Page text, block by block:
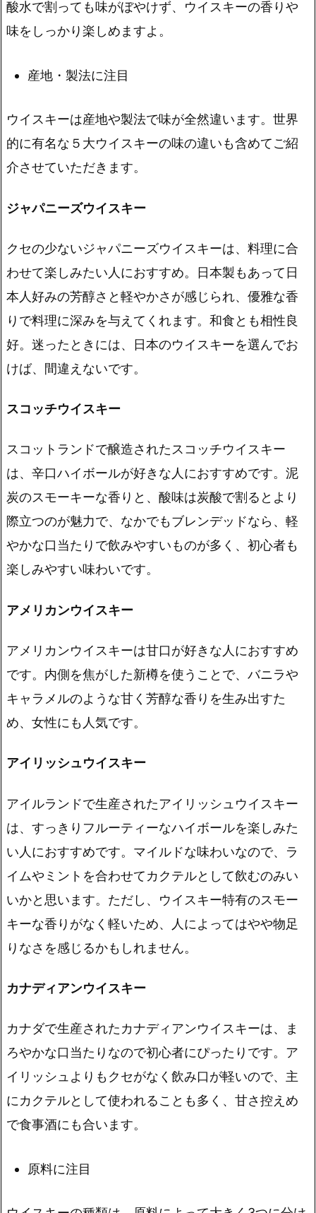
酸水で割っても味がぼやけず、ウイスキーの香りや
味をしっかり楽しめますよ。
産地・製法に注目
ウイスキーは産地や製法で味が全然違います。世界
的に有名な５大ウイスキーの味の違いも含めてご紹
介させていただきます。
ジャパニーズウイスキー
クセの少ないジャパニーズウイスキーは、料理に合
わせて楽しみたい人におすすめ。日本製もあって日
本人好みの芳醇さと軽やかさが感じられ、優雅な香
りで料理に深みを与えてくれます。和食とも相性良
好。迷ったときには、日本のウイスキーを選んでお
けば、間違えないです。
スコッチウイスキー
スコットランドで醸造されたスコッチウイスキー
は、 辛口ハイボールが好きな人におすすめです。泥
炭のスモーキーな香りと、酸味は炭酸で割るとより
際立つのが魅力で、なかでもブレンデッドなら、軽
やかな口当たりで飲みやすいものが多く、初心者も
楽しみやすい味わいです。
アメリカンウイスキー
アメリカンウイスキーは甘口が好きな人におすすめ
です。内側を焦がした新樽を使うことで、バニラや
キャラメルのような甘く芳醇な香りを生み出すた
め、女性にも人気です。
アイリッシュウイスキー
アイルランドで生産されたアイリッシュウイスキー
は、すっきり フルーティーなハイボールを楽しみた
い人におすすめです。マイルドな味わいなので、ラ
イムやミントを合わせてカクテルとして飲むのみい
いかと思います。ただし、ウイスキー特有のスモー
キーな香りがなく軽いため、人によってはやや物足
りなさを感じるかもしれません。
カナディアンウイスキー
カナダで生産されたカナディアンウイスキーは、
ま
ろやかな口当たりなので初心者にぴったり です。ア
イリッシュよりもクセがなく飲み口が軽いので、主
にカクテルとして使われることも多く、甘さ控えめ
で食事酒にも合います。
原料に注目